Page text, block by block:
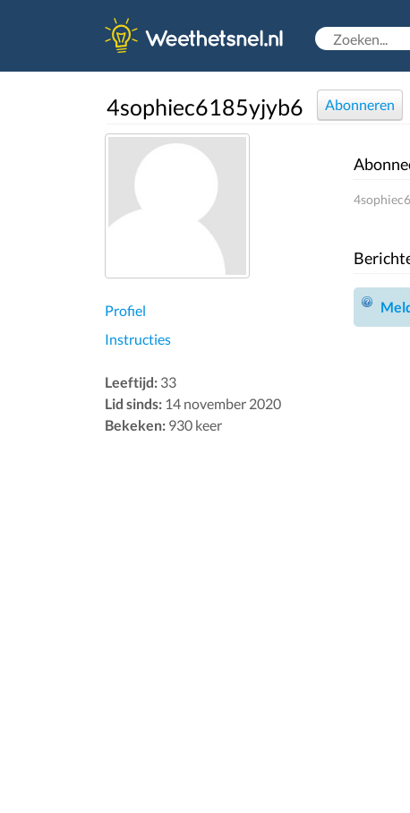
4sophiec6185yjyb6 Abonneren
Profiel
Instructies
Leeftijd: 33
Lid sinds: 14 november 2020
Bekeken: 930 keer